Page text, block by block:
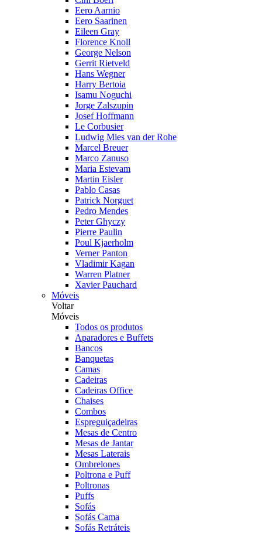
Eero Aarnio
Eero Saarinen
Eileen Gray
Florence Knoll
George Nelson
Gerrit Rietveld
Hans Wegner
Harry Bertoia
Isamu Noguchi
Jorge Zalszupin
Josef Hoffmann
Le Corbusier
Ludwig Mies van der Rohe
Marcel Breuer
Marco Zanuso
Maria Estevam
Martin Eisler
Pablo Casas
Patrick Norguet
Pedro Mendes
Peter Ghyczy
Pierre Paulin
Poul Kjaerholm
Verner Panton
Vladimir Kagan
Warren Platner
Xavier Pauchard
Móveis
Voltar
Móveis
Todos os produtos
Aparadores e Buffets
Bancos
Banquetas
Camas
Cadeiras
Cadeiras Office
Chaises
Combos
Espreguiçadeiras
Mesas de Centro
Mesas de Jantar
Mesas Laterais
Ombrelones
Poltrona e Puff
Poltronas
Puffs
Sofás
Sofás Cama
Sofás Retráteis